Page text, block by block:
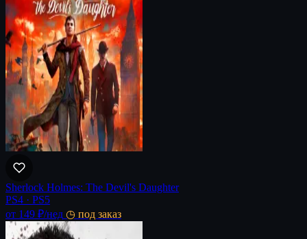
Sherlock Holmes: The Devil's Daughter
PS4 · PS5
от 149 ₽/нед ◷ под заказ